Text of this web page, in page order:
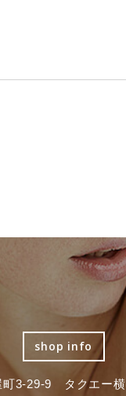
shop info
町3-29-9 タクエー